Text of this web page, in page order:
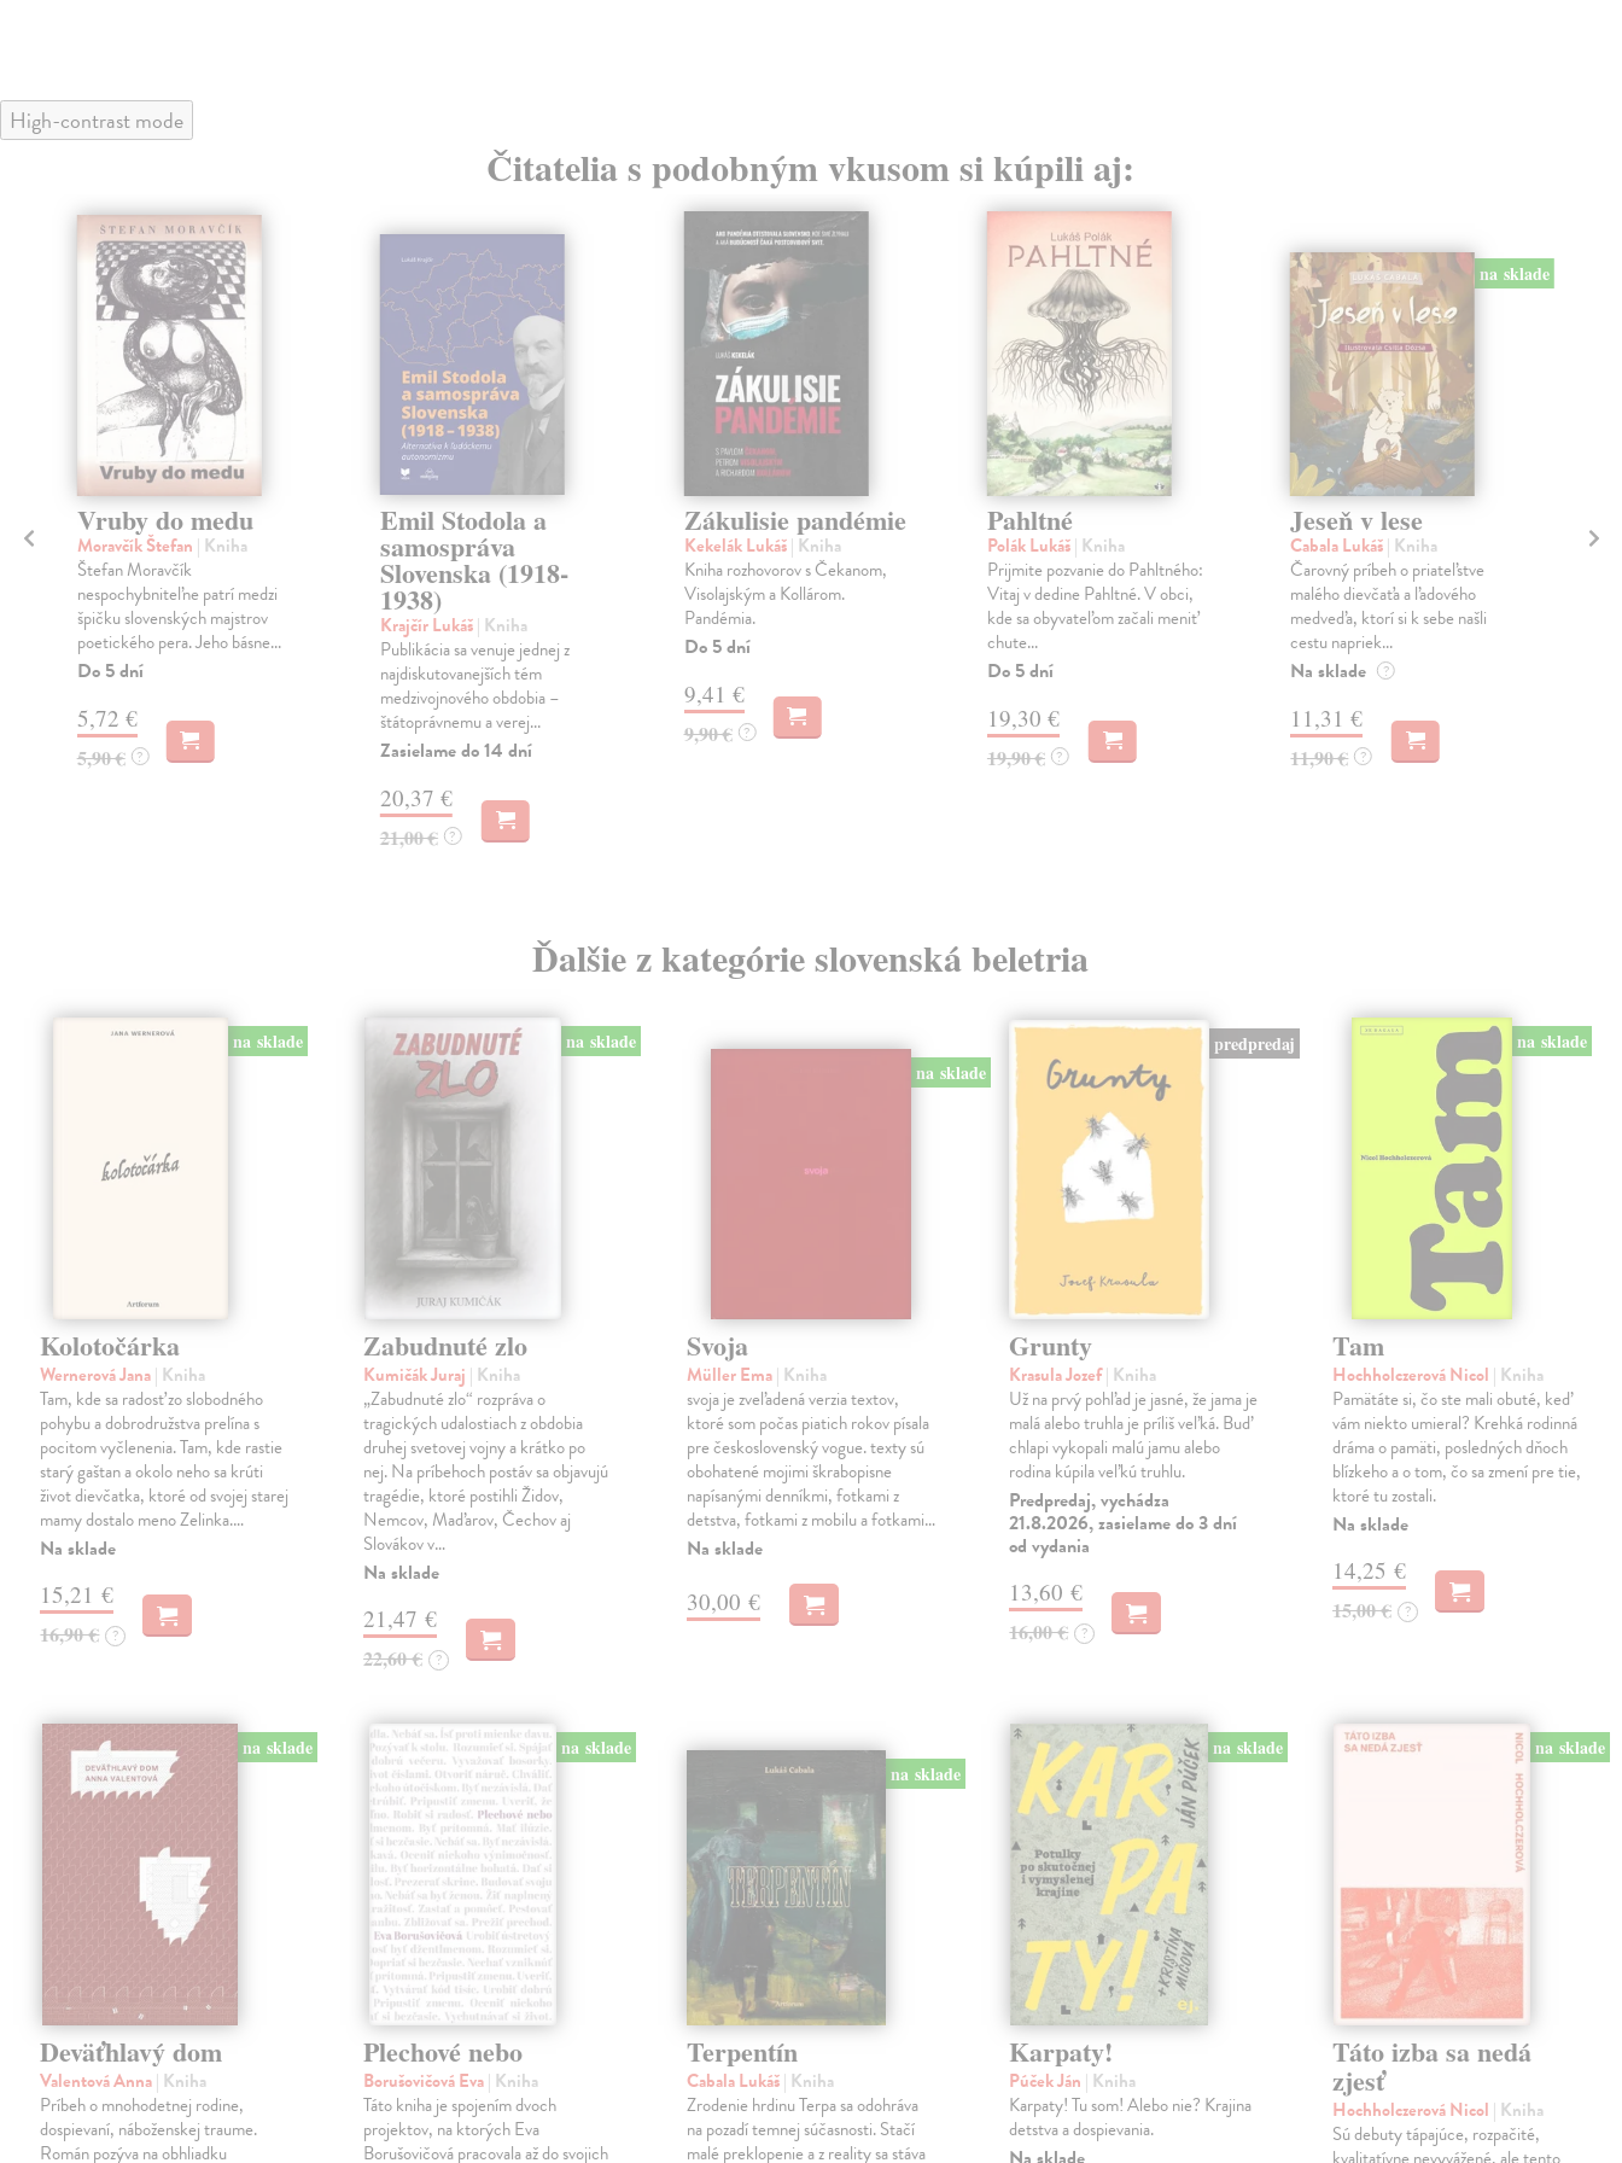
High-contrast mode
Čitatelia s podobným vkusom si kúpili aj:
Vruby do medu
Moravčík Štefan | Kniha
Štefan Moravčík
nespochybniteľne patrí medzi
špičku slovenských majstrov
poetického pera. Jeho básne...
Do 5 dní
5,72 €
5,90 € ?
Emil Stodola a
samospráva
Slovenska (1918-
1938)
Krajčír Lukáš| Kniha
Publikácia sa venuje jednej z
najdiskutovanejších tém
medzivojnového obdobia –
štátoprávnemu a verej...
Zasielame do 14 dní
20,37 €
21,00 € ?
Zákulisie pandémie
Kekelák Lukáš| Kniha
Kniha rozhovorov s Čekanom,
Visolajským a Kollárom.
Pandémia.
Do 5 dní
9,41 €
9,90 € ?
Pahltné
Polák Lukáš| Kniha
Prijmite pozvanie do Pahltného:
Vitaj v dedine Pahltné. V obci,
kde sa obyvateľom začali meniť
chute...
Do 5 dní
19,30 €
19,90 € ?
na sklade
Jeseň v lese
Cabala Lukáš| Kniha
Čarovný príbeh o priateľstve
malého dievčaťa a ľadového
medveďa, ktorí si k sebe našli
cestu napriek...
Na sklade ?
11,31 €
11,90 € ?
Ďalšie z kategórie slovenská beletria
na sklade
Kolotočárka
Wernerová Jana| Kniha
Tam, kde sa radosť zo slobodného
pohybu a dobrodružstva prelína s
pocitom vyčlenenia. Tam, kde rastie
starý gaštan a okolo neho sa krúti
život dievčatka, ktoré od svojej starej
mamy dostalo meno Zelinka.…
Na sklade
15,21 €
16,90 € ?
na sklade
Zabudnuté zlo
Kumičák Juraj | Kniha
„Zabudnuté zlo“ rozpráva o
tragických udalostiach z obdobia
druhej svetovej vojny a krátko po
nej. Na príbehoch postáv sa objavujú
tragédie, ktoré postihli Židov,
Nemcov, Maďarov, Čechov aj
Slovákov v…
Na sklade
21,47 €
22,60 € ?
na sklade
Svoja
Müller Ema| Kniha
svoja je zveľadená verzia textov,
ktoré som počas piatich rokov písala
pre československý vogue. texty sú
obohatené mojimi škrabopisne
napísanými denníkmi, fotkami z
detstva, fotkami z mobilu a fotkami…
Na sklade
30,00 €
predpredaj
Grunty
Krasula Jozef| Kniha
Už na prvý pohľad je jasné, že jama je
malá alebo truhla je príliš veľká. Buď
chlapi vykopali malú jamu alebo
rodina kúpila veľkú truhlu.
Predpredaj, vychádza
21.8.2026, zasielame do 3 dní
od vydania
13,60 €
16,00 € ?
na sklade
Tam
Hochholczerová Nicol | Kniha
Pamätáte si, čo ste mali obuté, keď
vám niekto umieral? Krehká rodinná
dráma o pamäti, posledných dňoch
blízkeho a o tom, čo sa zmení pre tie,
ktoré tu zostali.
Na sklade
14,25 €
15,00 € ?
na sklade
Deväťhlavý dom
Valentová Anna| Kniha
Príbeh o mnohodetnej rodine,
dospievaní, náboženskej traume.
Román pozýva na obhliadku
na sklade
Plechové nebo
Borušovičová Eva| Kniha
Táto kniha je spojením dvoch
projektov, na ktorých Eva
Borušovičová pracovala až do svojich
na sklade
Terpentín
Cabala Lukáš| Kniha
Zrodenie hrdinu Terpa sa odohráva
na pozadí temnej súčasnosti. Stačí
malé preklopenie a z reality sa stáva
na sklade
Karpaty!
Púček Ján | Kniha
Karpaty! Tu som! Alebo nie? Krajina
detstva a dospievania.
na sklade
Táto izba sa nedá
zjesť
Hochholczerová Nicol | Kniha
Sú debuty tápajúce, rozpačité,